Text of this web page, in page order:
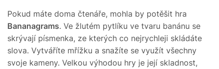
Pokud máte doma čtenáře, mohla by potěšit hra
Bananagrams. Ve žlutém pytlíku ve tvaru banánu se
skrývají písmenka, ze kterých co nejrychleji skládáte
slova. Vytváříte mřížku a snažíte se využít všechny
svoje kameny. Velkou výhodou hry je její skladnost,